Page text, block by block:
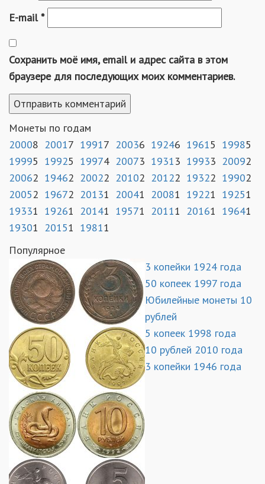
E-mail*
Сохранить моё имя, email и адрес сайта в этом
браузере для последующих моих комментариев.
Монеты по годам
20008 20017 19917 20036 19246 19615 19985
19995 19925 19974 20073 19313 19933 20092
20062 19462 20022 20102 20122 19322 19902
20052 19672 20131 20041 20081 19221 19251
19331 19261 20141 19571 20111 20161 19641
19301 20151 19811
Популярное
3 копейки 1924 года
50 копеек 1997 года
Юбилейные монеты 10
рублей
5 копеек 1998 года
10 рублей 2010 года
3 копейки 1946 года